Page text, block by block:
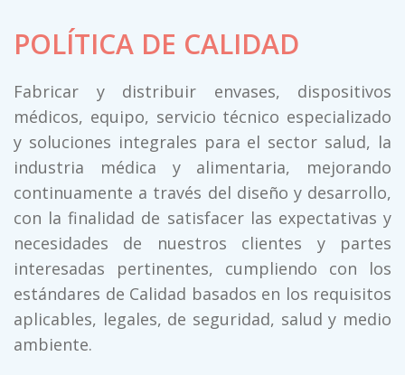
POLÍTICA DE CALIDAD
Fabricar y distribuir envases, dispositivos
médicos, equipo, servicio técnico especializado
y soluciones integrales para el sector salud, la
industria médica y alimentaria, mejorando
continuamente a través del diseño y desarrollo,
con la finalidad de satisfacer las expectativas y
necesidades de nuestros clientes y partes
interesadas pertinentes, cumpliendo con los
estándares de Calidad basados en los requisitos
aplicables, legales, de seguridad, salud y medio
ambiente.